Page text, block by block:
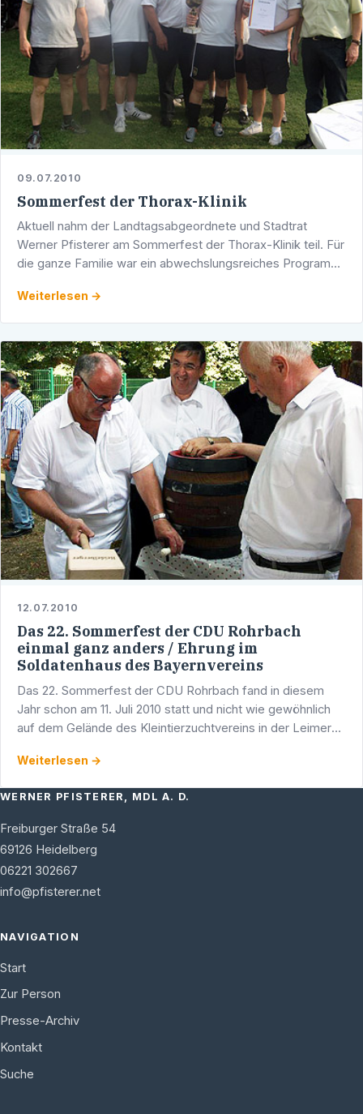
09.07.2010
Sommerfest der Thorax-Klinik
Aktuell nahm der Landtagsabgeordnete und Stadtrat
Werner Pfisterer am Sommerfest der Thorax-Klinik teil. Für
die ganze Familie war ein abwechslungsreiches Programm
Weiterlesen →
12.07.2010
Das 22. Sommerfest der CDU Rohrbach
einmal ganz anders / Ehrung im
Soldatenhaus des Bayernvereins
Das 22. Sommerfest der CDU Rohrbach fand in diesem
Jahr schon am 11. Juli 2010 statt und nicht wie gewöhnlich
auf dem Gelände des Kleintierzuchtvereins in der Leimer
Weiterlesen →
WERNER PFISTERER, MDL A. D.
Freiburger Straße 54
69126 Heidelberg
06221 302667
info@pfisterer.net
NAVIGATION
Start
Zur Person
Presse-Archiv
Kontakt
Suche